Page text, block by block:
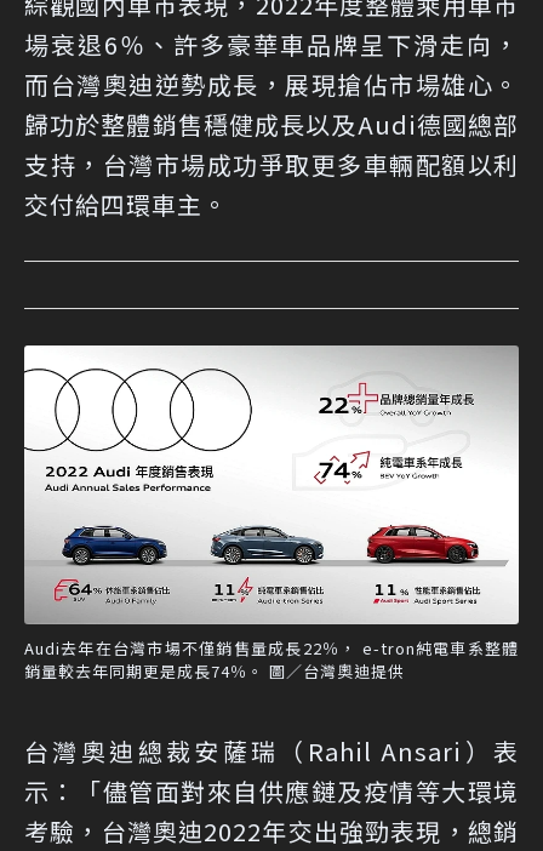
場衰退6％、許多豪華車品牌呈下滑走向，
而台灣奧迪逆勢成長，展現搶佔市場雄心。
歸功於整體銷售穩健成長以及Audi德國總部
支持，台灣市場成功爭取更多車輛配額以利
交付給四環車主。
Audi去年在台灣市場不僅銷售量成長22％， e-tron純電車系整體
銷量較去年同期更是成長74％。 圖／台灣奧迪提供
台灣奧迪總裁安薩瑞（Rahil Ansari）表
示：「儘管面對來自供應鏈及疫情等大環境
考驗，台灣奧迪2022年交出強勁表現，總銷